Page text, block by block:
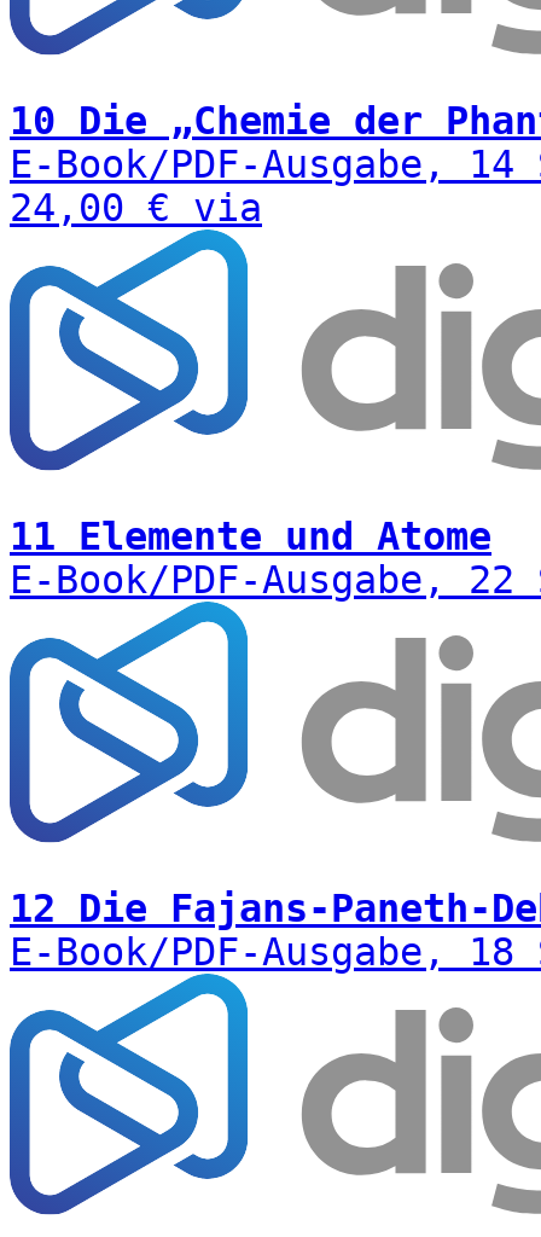
10 Die „Chemie der
E-Book/PDF-Ausgabe,
24,00 € via
11 Elemente und Atome
E-Book/PDF-Ausgabe,
12 Die Fajans-Paneth-
E-Book/PDF-Ausgabe,